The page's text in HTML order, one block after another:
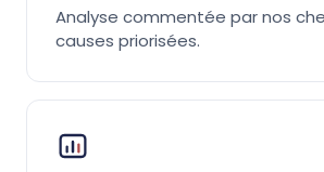
Analyse commentée par nos
causes priorisées.